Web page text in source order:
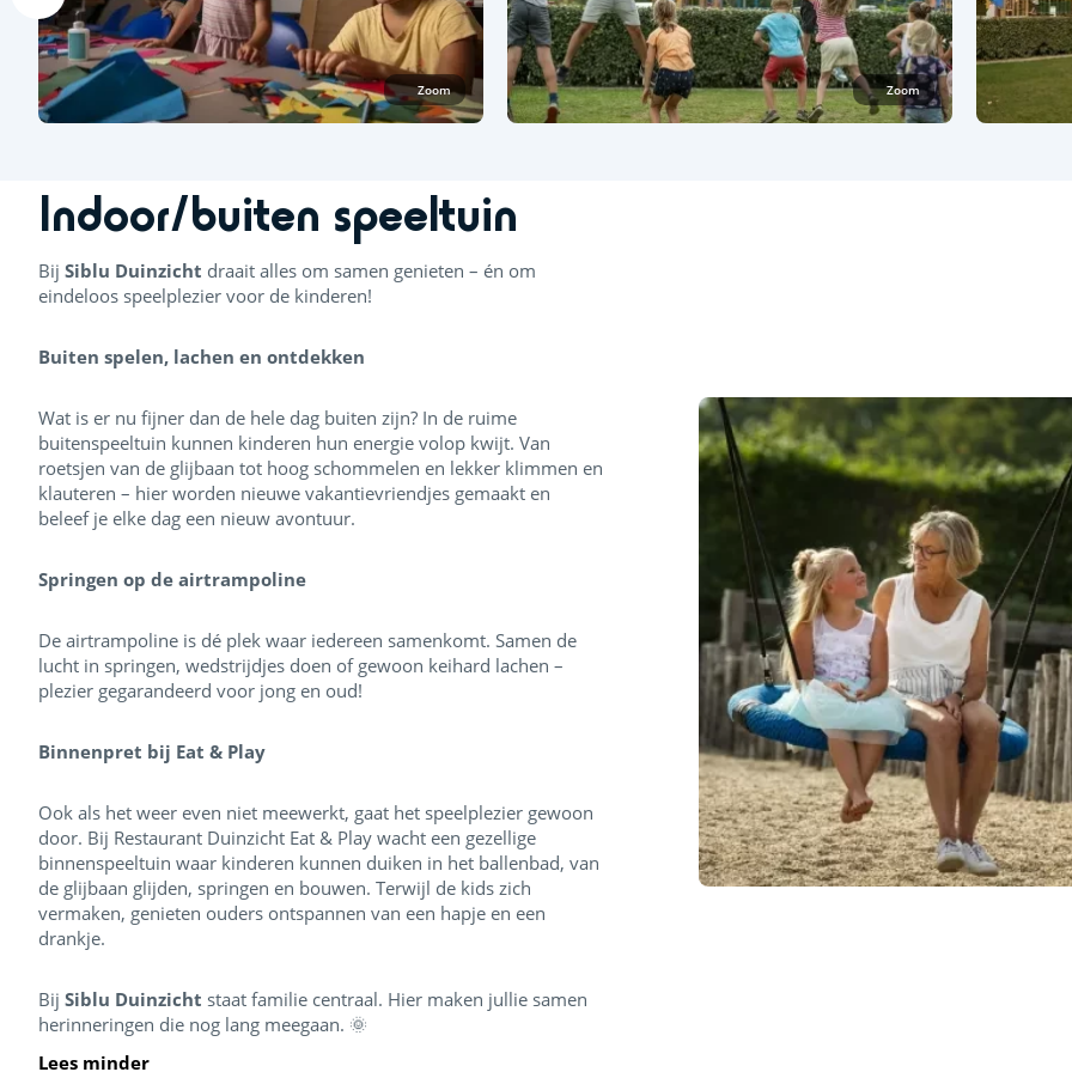
Zoom Zoom
Indoor/buiten speeltuin
Bij Siblu Duinzicht draait alles om samen genieten – én om
eindeloos speelplezier voor de kinderen!
Buiten spelen, lachen en ontdekken
Wat is er nu fijner dan de hele dag buiten zijn? In de ruime
buitenspeeltuin kunnen kinderen hun energie volop kwijt. Van
roetsjen van de glijbaan tot hoog schommelen en lekker klimmen en
klauteren – hier worden nieuwe vakantievriendjes gemaakt en
beleef je elke dag een nieuw avontuur.
Springen op de airtrampoline
De airtrampoline is dé plek waar iedereen samenkomt. Samen de
lucht in springen, wedstrijdjes doen of gewoon keihard lachen –
plezier gegarandeerd voor jong en oud!
Binnenpret bij Eat & Play
Ook als het weer even niet meewerkt, gaat het speelplezier gewoon
door. Bij Restaurant Duinzicht Eat & Play wacht een gezellige
binnenspeeltuin waar kinderen kunnen duiken in het ballenbad, van
de glijbaan glijden, springen en bouwen. Terwijl de kids zich
vermaken, genieten ouders ontspannen van een hapje en een
drankje.
Bij Siblu Duinzicht staat familie centraal. Hier maken jullie samen
herinneringen die nog lang meegaan. 🌞
Lees minder